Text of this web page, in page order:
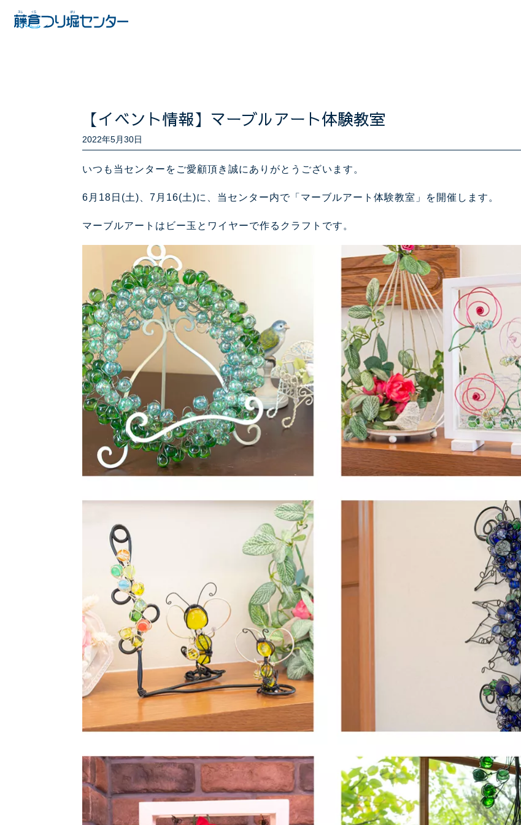
【イベント情報】マーブルアート体験教室
2022年5月30日
いつも当センターをご愛顧頂き誠にありがとうございます。
6月18日(土)、7月16(土)に、当センター内で「マーブルアート体験教室」を開催します。
マーブルアートはビー玉とワイヤーで作るクラフトです。